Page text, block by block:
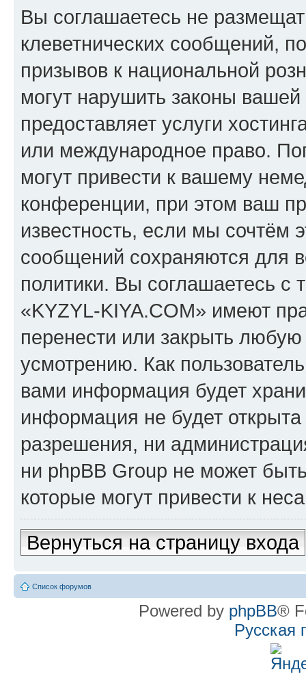
Вы соглашаетесь не
клеветнических сообщений,
призывов к национальной
могут нарушить законы
предоставляет услуги
или международное право.
могут привести к вашему
конференции, при этом ваш
известность, если мы сочтём
сообщений сохраняются для
политики. Вы соглашаетесь
«KYZYL-KIYA.COM» имеют
перенести или закрыть
усмотрению. Как
вами информация будет
информация не будет
разрешения, ни
ни phpBB Group не может
которые могут привести к
Вернуться на страницу входа
Список форумов
Powered by phpBB®
Русская